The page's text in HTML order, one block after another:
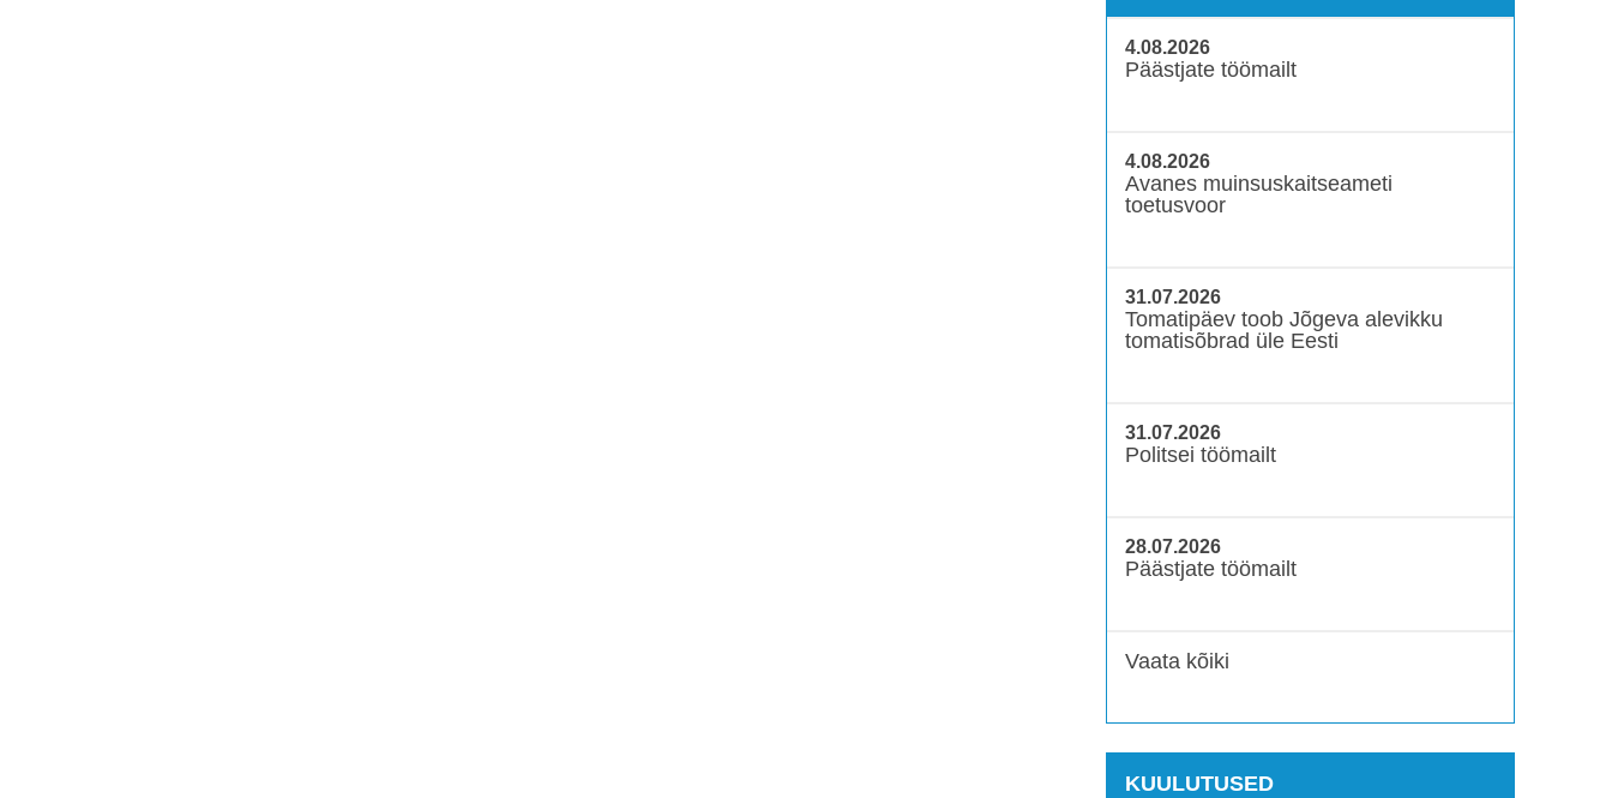
4.08.2026
Päästjate töömailt
4.08.2026
Avanes muinsuskaitseameti
toetusvoor
31.07.2026
Tomatipäev toob Jõgeva alevikku
tomatisõbrad üle Eesti
31.07.2026
Politsei töömailt
28.07.2026
Päästjate töömailt
Vaata kõiki
KUULUTUSED